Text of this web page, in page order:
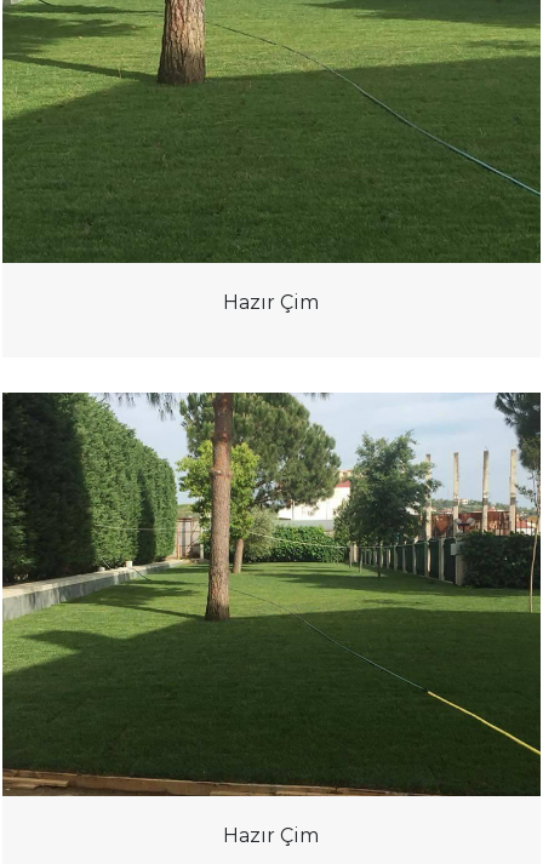
Hazır Çim
Hazır Çim